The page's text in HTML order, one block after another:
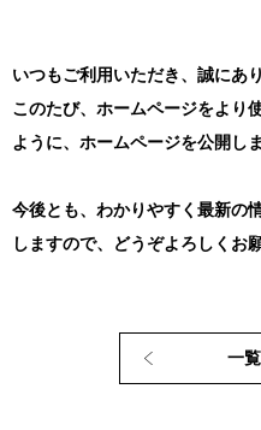
いつもご利用いただき、誠にあ
このたび、ホームページをより
ように、ホームページを公開しま
今後とも、わかりやすく最新の
しますので、どうぞよろしくお
一